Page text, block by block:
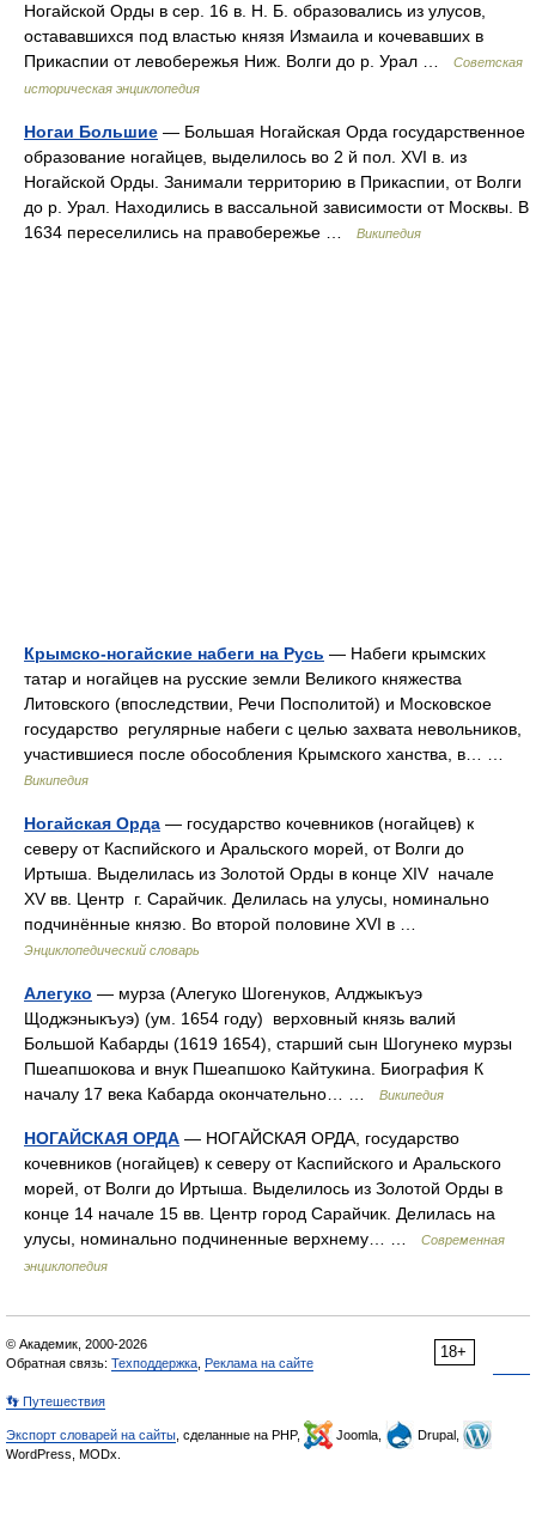
Ногайской Орды в сер. 16 в. Н. Б. образовались из улусов,
остававшихся под властью князя Измаила и кочевавших в
Прикаспии от левобережья Ниж. Волги до р. Урал …
Советская
историческая энциклопедия
Ногаи Большие — Большая Ногайская Орда государственное
образование ногайцев, выделилось во 2 й пол. XVI в. из
Ногайской Орды. Занимали территорию в Прикаспии, от Волги
до р. Урал. Находились в вассальной зависимости от Москвы. В
1634 переселились на правобережье …
Википедия
Крымско-ногайские набеги на Русь — Набеги крымских
татар и ногайцев на русские земли Великого княжества
Литовского (впоследствии, Речи Посполитой) и Московское
государство регулярные набеги с целью захвата невольников,
участившиеся после обособления Крымского ханства, в… …
Википедия
Ногайская Орда — государство кочевников (ногайцев) к
северу от Каспийского и Аральского морей, от Волги до
Иртыша. Выделилась из Золотой Орды в конце XIV начале
XV вв. Центр г. Сарайчик. Делилась на улусы, номинально
подчинённые князю. Во второй половине XVI в …
Энциклопедический словарь
Алегуко — мурза (Алегуко Шогенуков, Алджыкъуэ
Щоджэныкъуэ) (ум. 1654 году) верховный князь валий
Большой Кабарды (1619 1654), старший сын Шогунеко мурзы
Пшеапшокова и внук Пшеапшоко Кайтукина. Биография К
началу 17 века Кабарда окончательно… …
Википедия
НОГАЙСКАЯ ОРДА — НОГАЙСКАЯ ОРДА, государство
кочевников (ногайцев) к северу от Каспийского и Аральского
морей, от Волги до Иртыша. Выделилось из Золотой Орды в
конце 14 начале 15 вв. Центр город Сарайчик. Делилась на
улусы, номинально подчиненные верхнему… …
Современная
энциклопедия
18+
© Академик, 2000-2026
Обратная связь: Техподдержка Реклама на сайте
👣 Путешествия
Экспорт словарей на сайты , сделанные на PHP, Joomla,
Drupal,
WordPress, MODx.